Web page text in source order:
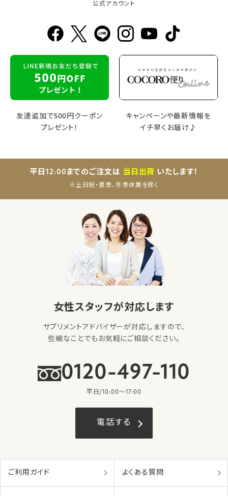
公式アカウント
友達追加で500円クーポン
プレゼント！
キャンペーンや最新情報を
イチ早くお届け♪
平日12:00までのご注文は 当日出荷 いたします！
※土日祝・夏季、冬季休業を除く
女性スタッフが対応します
サプリメントアドバイザーが対応しますので、
些細なことでもお気軽にご相談ください。
0120-497-110
平日/10:00〜17:00
電話する
ご利用ガイド よくある質問